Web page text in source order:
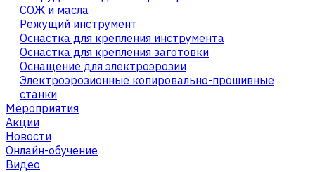
СОЖ и масла
Режущий инструмент
Оснастка для крепления инструмента
Оснастка для крепления заготовки
Оснащение для электроэрозии
Электроэрозионные копировально-прошивные
станки
Мероприятия
Акции
Новости
Онлайн-обучение
Видео